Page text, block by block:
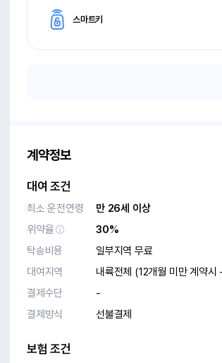
스마트키
계약정보
대여 조건
최소 운전연령
만 26세 이상
위약율
30%
탁송비용
일부지역 무료
대여지역
내륙전체 (12개월 미만 계약시
결제수단
-
결제방식
선불결제
보험 조건